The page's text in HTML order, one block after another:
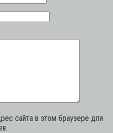
сайта в этом браузере для